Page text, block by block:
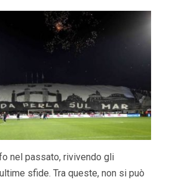
nel passato, rivivendo gli
sfide. Tra queste, non si può